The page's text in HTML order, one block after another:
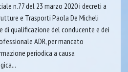
n.77 del 23 marzo 2020 i decreti a
e Trasporti Paola De Micheli
di qualificazione del conducente e dei
ADR, per mancato
periodica a causa